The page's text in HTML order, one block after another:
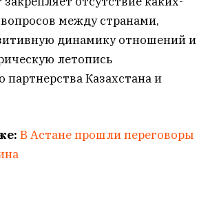
между странами,
динамику отношений и
летопись
партнерства Казахстана и
В Астане прошли переговоры